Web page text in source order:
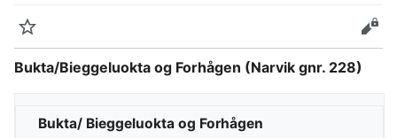
Overvåk
Rediger
Bukta/Bieggeluokta og Forhågen (Narvik gnr. 228)
Bukta/ Bieggeluokta og Forhågen